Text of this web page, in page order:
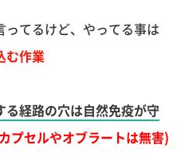
てるけど、やってる事は
む作業
る経路の穴は自然免疫が守
プセルやオブラートは無害)